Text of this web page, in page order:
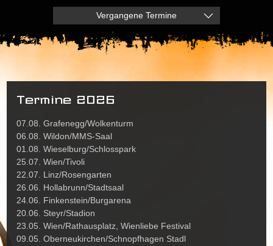
Vergangene Termine
Termine 2026
07.08. Grafenegg/Wolkenturm
06.08. Wildon/MMS-Saal
01.08. Wieselburg/Schlosspark
25.07. Wien/Tivoli
22.07. Linz/Rosengarten
26.06. Hollabrunn/Stadtsaal
24.06. Finkenstein/Burgarena
20.06. Steyr/Stadion
23.05. Wien/Rathausplatz, Wienliebe Festival
09.05. Oberneukirchen/Schnopfhagen Stadl